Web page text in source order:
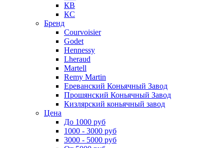
КВ
КС
Бренд
Courvoisier
Godet
Hennessy
Lheraud
Martell
Remy Martin
Ереванский Коньячный Завод
Прошянский Коньячный Завод
Кизлярский коньячный завод
Цена
До 1000 руб
1000 - 3000 руб
3000 - 5000 руб